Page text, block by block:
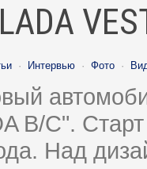
· Интервью · Фото ·
B/C".
Над